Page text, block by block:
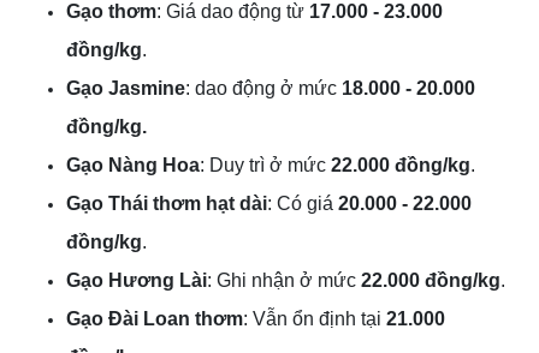
Gạo thơm: Giá dao động từ 17.000 - 23.000
đồng/kg.
Gạo Jasmine: dao động ở mức 18.000 - 20.000
đồng/kg.
Gạo Nàng Hoa: Duy trì ở mức 22.000 đồng/kg.
Gạo Thái thơm hạt dài: Có giá 20.000 - 22.000
đồng/kg.
Gạo Hương Lài: Ghi nhận ở mức 22.000 đồng/kg.
Gạo Đài Loan thơm: Vẫn ổn định tại 21.000